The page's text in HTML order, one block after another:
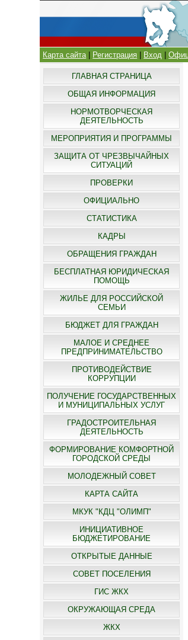
Карта сайта| Регистрация Вход |
ГЛАВНАЯ СТРАНИЦА
ОБЩАЯ ИНФОРМАЦИЯ
НОРМОТВОРЧЕСКАЯ
ДЕЯТЕЛЬНОСТЬ
МЕРОПРИЯТИЯ И ПРОГРАММЫ
ЗАЩИТА ОТ ЧРЕЗВЫЧАЙНЫХ
СИТУАЦИЙ
ПРОВЕРКИ
ОФИЦИАЛЬНО
СТАТИСТИКА
КАДРЫ
ОБРАЩЕНИЯ ГРАЖДАН
БЕСПЛАТНАЯ ЮРИДИЧЕСКАЯ
ПОМОЩЬ
ЖИЛЬЕ ДЛЯ РОССИЙСКОЙ
СЕМЬИ
БЮДЖЕТ ДЛЯ ГРАЖДАН
МАЛОЕ И СРЕДНЕЕ
ПРЕДПРИНИМАТЕЛЬСТВО
ПРОТИВОДЕЙСТВИЕ
КОРРУПЦИИ
ПОЛУЧЕНИЕ ГОСУДАРСТВЕННЫХ
И МУНИЦИПАЛЬНЫХ УСЛУГ
ГРАДОСТРОИТЕЛЬНАЯ
ДЕЯТЕЛЬНОСТЬ
ФОРМИРОВАНИЕ КОМФОРТНОЙ
ГОРОДСКОЙ СРЕДЫ
МОЛОДЕЖНЫЙ СОВЕТ
КАРТА САЙТА
МКУК "КДЦ "ОЛИМП"
ИНИЦИАТИВНОЕ
БЮДЖЕТИРОВАНИЕ
ОТКРЫТЫЕ ДАННЫЕ
СОВЕТ ПОСЕЛЕНИЯ
ГИС ЖКХ
ОКРУЖАЮЩАЯ СРЕДА
ЖКХ